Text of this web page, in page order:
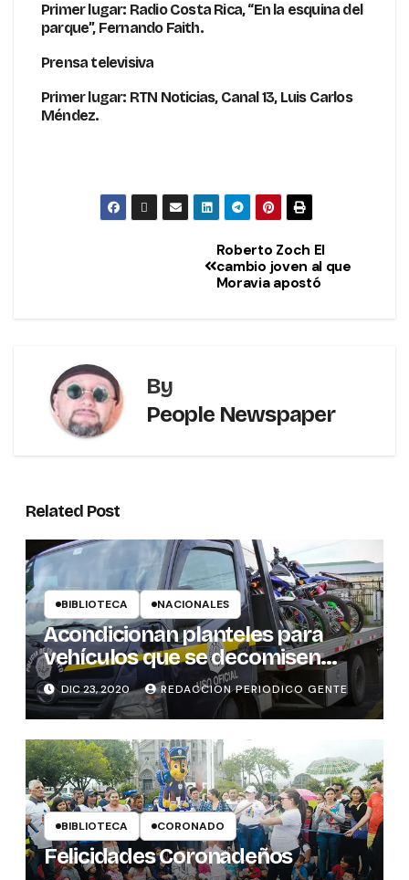
Primer lugar: Radio Costa Rica, “En la esquina del
parque”, Fernando Faith.
Prensa televisiva
Primer lugar: RTN Noticias, Canal 13, Luis Carlos
Méndez.
Roberto Zoch El
cambio joven al que
Moravia apostó
By
People Newspaper
Related Post
BIBLIOTECA NACIONALES
Acondicionan planteles para
vehículos que se decomisen
este fin de año
DIC 23, 2020 REDACCION PERIODICO GENTE
BIBLIOTECA CORONADO
Felicidades Coronadeños